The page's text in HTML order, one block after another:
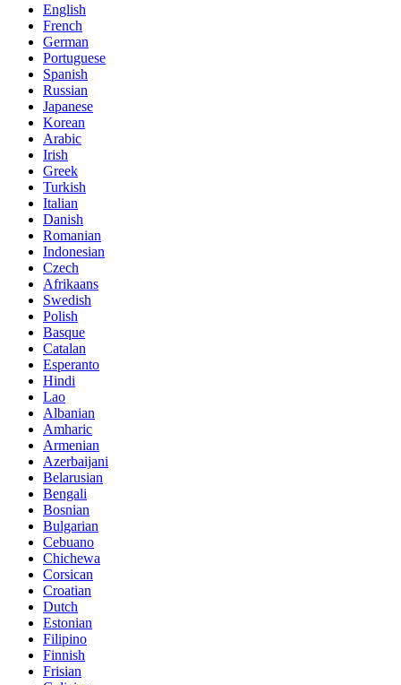
English
French
German
Portuguese
Spanish
Russian
Japanese
Korean
Arabic
Irish
Greek
Turkish
Italian
Danish
Romanian
Indonesian
Czech
Afrikaans
Swedish
Polish
Basque
Catalan
Esperanto
Hindi
Lao
Albanian
Amharic
Armenian
Azerbaijani
Belarusian
Bengali
Bosnian
Bulgarian
Cebuano
Chichewa
Corsican
Croatian
Dutch
Estonian
Filipino
Finnish
Frisian